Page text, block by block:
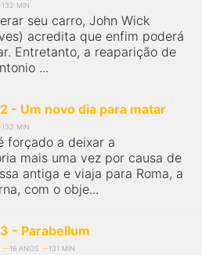
132 MIN
seu carro, John Wick
acredita que enfim poderá
Entretanto, a reaparição de
...
- Um novo dia para matar
132 MIN
forçado a deixar a
mais uma vez por causa de
antiga e viaja para Roma, a
com o obje...
- Parabellum
16 ANOS 131 MIN